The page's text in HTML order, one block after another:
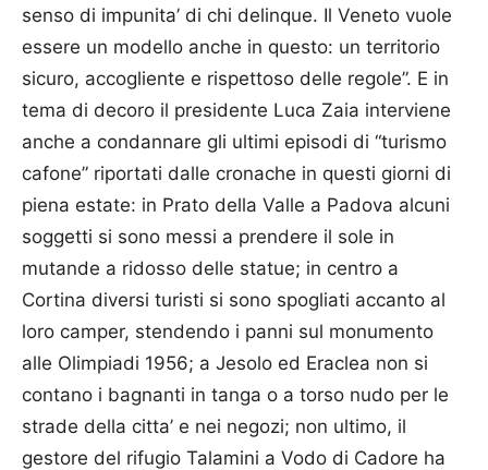
senso di impunita’ di chi delinque. Il Veneto vuole
essere un modello anche in questo: un territorio
sicuro, accogliente e rispettoso delle regole”. E in
tema di decoro il presidente Luca Zaia interviene
anche a condannare gli ultimi episodi di “turismo
cafone” riportati dalle cronache in questi giorni di
piena estate: in Prato della Valle a Padova alcuni
soggetti si sono messi a prendere il sole in
mutande a ridosso delle statue; in centro a
Cortina diversi turisti si sono spogliati accanto al
loro camper, stendendo i panni sul monumento
alle Olimpiadi 1956; a Jesolo ed Eraclea non si
contano i bagnanti in tanga o a torso nudo per le
strade della citta’ e nei negozi; non ultimo, il
gestore del rifugio Talamini a Vodo di Cadore ha